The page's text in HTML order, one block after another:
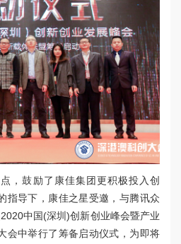
，鼓励了康佳集团更积极投入创
指导下，康佳之星受邀，与腾讯众
中国(深圳)创新创业峰会暨产业
会中举行了筹备启动仪式，为即将